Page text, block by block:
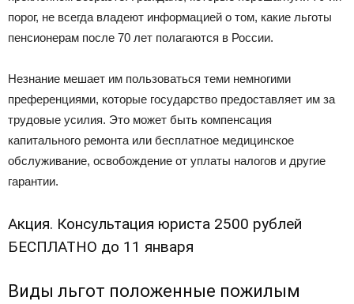
порог, не всегда владеют информацией о том, какие льготы
пенсионерам после 70 лет полагаются в России.
Незнание мешает им пользоваться теми немногими
преференциями, которые государство предоставляет им за
трудовые усилия. Это может быть компенсация
капитального ремонта или бесплатное медицинское
обслуживание, освобождение от уплаты налогов и другие
гарантии.
Акция. Консультация юриста 2500 рублей
БЕСПЛАТНО до 11 января
Виды льгот положенные пожилым